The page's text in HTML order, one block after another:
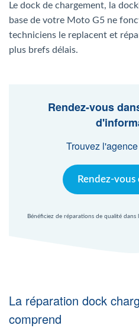
Agent
Nl
Le dock de chargement, la
base de votre Moto G5 ne
techniciens le replacent et
plus brefs délais.
Rendez-vous
Trouvez
Rendez-vous
Bénéficiez de réparations de qualité
La réparation dock
comprend